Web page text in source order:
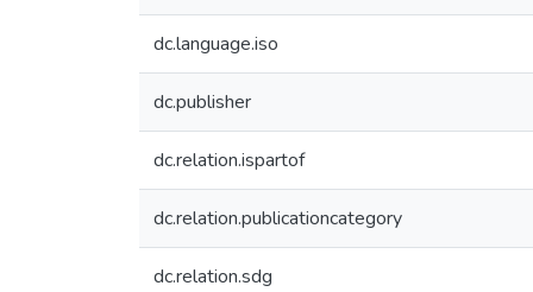
dc.language.iso
dc.publisher
dc.relation.ispartof
dc.relation.publicationcategory
dc.relation.sdg